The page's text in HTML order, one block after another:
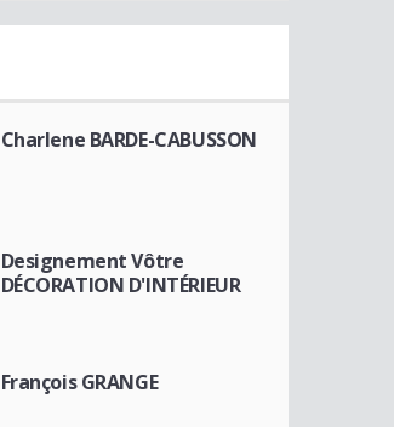
Charlene BARDE-CABUSSON
Designement Vôtre
DÉCORATION D'INTÉRIEUR
François GRANGE